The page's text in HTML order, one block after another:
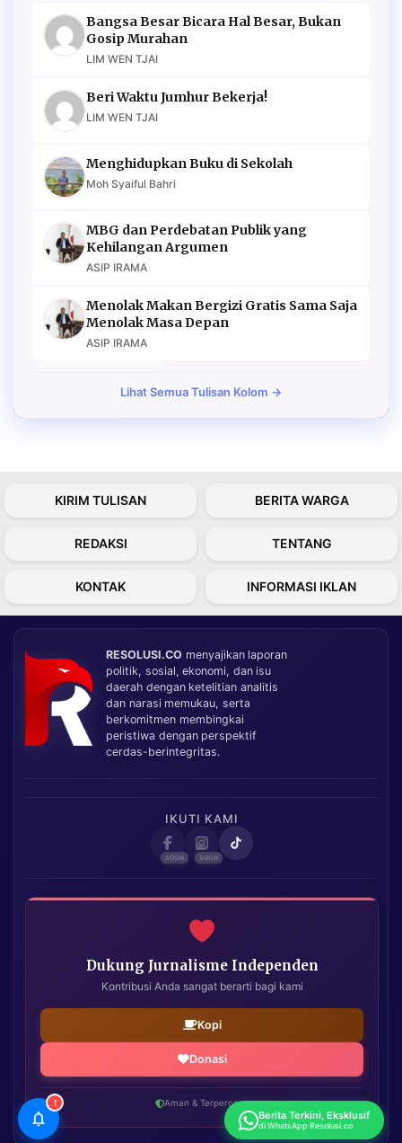
Bangsa Besar Bicara Hal Besar, Bukan
Gosip Murahan
LIM WEN TJAI
Beri Waktu Jumhur Bekerja!
LIM WEN TJAI
Menghidupkan Buku di Sekolah
Moh Syaiful Bahri
MBG dan Perdebatan Publik yang
Kehilangan Argumen
ASIP IRAMA
Menolak Makan Bergizi Gratis Sama Saja
Menolak Masa Depan
ASIP IRAMA
Lihat Semua Tulisan Kolom →
KIRIM TULISAN BERITA WARGA
REDAKSI TENTANG
KONTAK INFORMASI IKLAN
RESOLUSI.CO menyajikan laporan
politik, sosial, ekonomi, dan isu
daerah dengan ketelitian analitis
dan narasi memukau, serta
berkomitmen membingkai
peristiwa dengan perspektif
cerdas-berintegritas.
IKUTI KAMI
Dukung Jurnalisme Independen
Kontribusi Anda sangat berarti bagi kami
Kopi
Donasi
Aman & Terpercaya
!
Berita Terkini, Eksklusif
di WhatsApp Resolusi.co